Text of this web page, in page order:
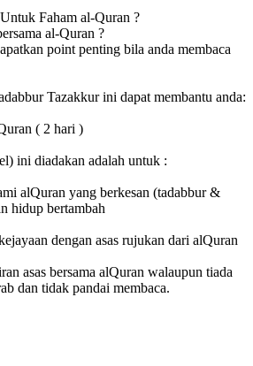
Faham al-Quran ?
al-Quran ?
point penting bila anda membaca
Tazakkur ini dapat membantu anda:
( 2 hari )
ini diadakan adalah untuk :
alQuran yang berkesan (tadabbur &
hidup bertambah
dengan asas rujukan dari alQuran
asas bersama alQuran walaupun tiada
dan tidak pandai membaca.